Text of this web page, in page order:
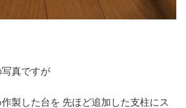
真ですが
製した台を 先ほど追加した支柱にス